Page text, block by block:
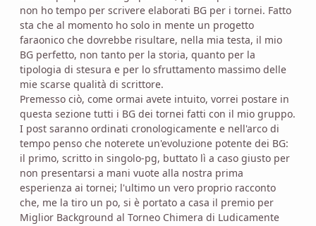
non ho tempo per scrivere elaborati BG per i tornei. Fatto
sta che al momento ho solo in mente un progetto
faraonico che dovrebbe risultare, nella mia testa, il mio
BG perfetto, non tanto per la storia, quanto per la
tipologia di stesura e per lo sfruttamento massimo delle
mie scarse qualità di scrittore.
Premesso ciò, come ormai avete intuito, vorrei postare in
questa sezione tutti i BG dei tornei fatti con il mio gruppo.
I post saranno ordinati cronologicamente e nell'arco di
tempo penso che noterete un'evoluzione potente dei BG:
il primo, scritto in singolo-pg, buttato lì a caso giusto per
non presentarsi a mani vuote alla nostra prima
esperienza ai tornei; l'ultimo un vero proprio racconto
che, me la tiro un po, si è portato a casa il premio per
Miglior Background al Torneo Chimera di Ludicamente